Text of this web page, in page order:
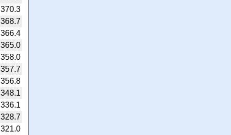
370.3
368.7
366.4
365.0
358.0
357.7
356.8
348.1
336.1
328.7
321.0